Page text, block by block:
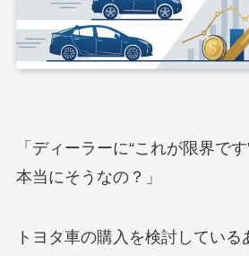
「ディーラーに“これが限界で
本当にそうなの？」
トヨタ車の購入を検討している